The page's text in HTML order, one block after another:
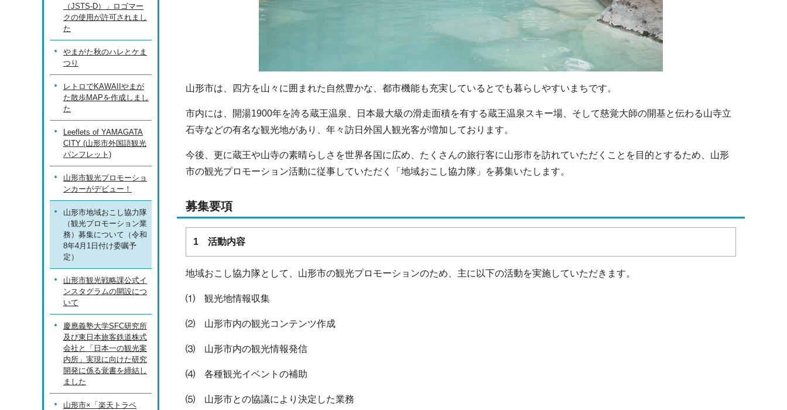
山形市は、四方を山々に囲まれた自然豊かな、都市機能も充実しているとでも暮らしやすいまちです。
市内には、開湯1900年を誇る蔵王温泉、日本最大級の滑走面積を有する蔵王温泉スキー場、そして慈覚大師の開基と伝わる山寺立
石寺などの有名な観光地があり、年々訪日外国人観光客が増加しております。
今後、更に蔵王や山寺の素晴らしさを世界各国に広め、たくさんの旅行客に山形市を訪れていただくことを目的とするため、山形
市の観光プロモーション活動に従事していただく「地域おこし協力隊」を募集いたします。
募集要項
1 活動内容
地域おこし協力隊として、山形市の観光プロモーションのため、主に以下の活動を実施していただきます。
⑴ 観光地情報収集
⑵ 山形市内の観光コンテンツ作成
⑶ 山形市内の観光情報発信
⑷ 各種観光イベントの補助
⑸ 山形市との協議により決定した業務
（JSTS-D）」ロゴマー
クの使用が許可されまし
た
やまがた秋のハレとケま
つり
レトロでKAWAIIやまが
た散歩MAPを作成しまし
た
Leeflets of YAMAGATA
CITY (山形市外国語観光
パンフレット)
山形市観光プロモーショ
ンカーがデビュー！
山形市地域おこし協力隊
（観光プロモーション業
務）募集について（令和
8年4月1日付け委嘱予
定）
山形市観光戦略課公式イ
ンスタグラムの開設につ
いて
慶應義塾大学SFC研究所
及び東日本旅客鉄道株式
会社と「日本一の観光案
内所」実現に向けた研究
開発に係る覚書を締結し
ました
山形市×「楽天トラベ